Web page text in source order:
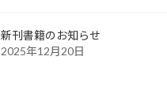
新刊書籍のお知らせ
2025年12月20日